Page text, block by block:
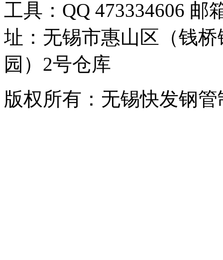
工具：QQ 473334606 邮
址：无锡市惠山区（钱
园）2号仓库
版权所有：无锡快发钢